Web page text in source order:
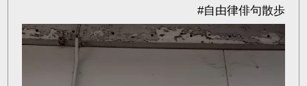
#自由律俳句散歩